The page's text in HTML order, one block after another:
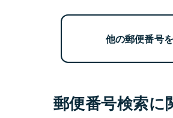
他の郵便番号
郵便番号検索に